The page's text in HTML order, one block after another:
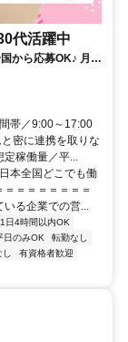
代活躍中
から応募OK♪ 月稼
帯／9:00～17:00
密に連携を取りな
定稼働量／平...
本全国どこでも働
＝＝＝＝＝＝＝
いる企業での営...
1日4時間以内OK
日のみOK
転勤なし
有資格者歓迎